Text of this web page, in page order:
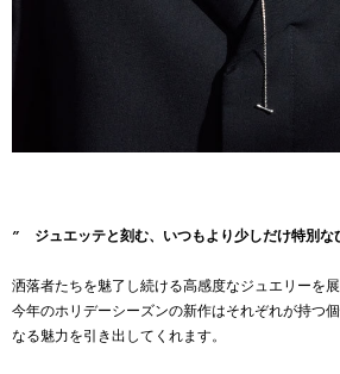
” ジュエッテと刻む、いつもより少しだけ特別
洒落者たちを魅了し続ける高感度なジュエリーを
今年のホリデーシーズンの新作はそれぞれが持つ
なる魅力を引き出してくれます。